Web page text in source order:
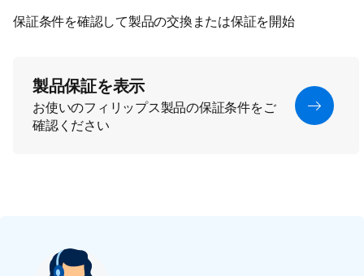
保証条件を確認して製品の交換または保証を開始
製品保証を表示
お使いのフィリップス製品の保証条件をご
確認ください